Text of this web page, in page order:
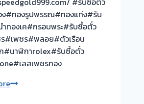
ต้อง
รอ
จบไว
📌
ผล
วัน
ง#ทองรูปพรรณ#ทองแท่ง#รับ
ำทองเค#กรอบพระ#รับซื้อตั๋ว
ร#เพชร#พลอย#ตัวเรือน
#นาฬิกาrolex#รับซื้อตั๋ว
เลสเพชรทอง
รับ